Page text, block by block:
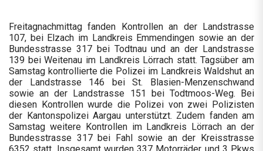
Freitagnachmittag fanden Kontrollen an der Landstrasse
107, bei Elzach im Landkreis Emmendingen sowie an der
Bundesstrasse 317 bei Todtnau und an der Landstrasse
139 bei Weitenau im Landkreis Lörrach statt. Tagsüber am
Samstag kontrollierte die Polizei im Landkreis Waldshut an
der Landstrasse 146 bei St. Blasien-Menzenschwand
sowie an der Landstrasse 151 bei Todtmoos-Weg. Bei
diesen Kontrollen wurde die Polizei von zwei Polizisten
der Kantonspolizei Aargau unterstützt. Zudem fanden am
Samstag weitere Kontrollen im Landkreis Lörrach an der
Bundesstrasse 317 bei Fahl sowie an der Kreisstrasse